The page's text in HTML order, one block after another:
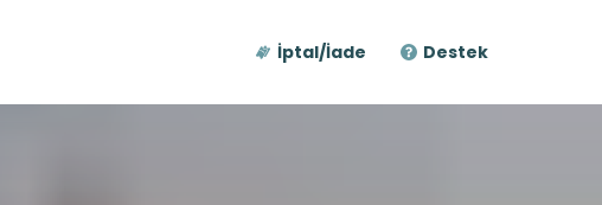
İptal/İade Destek